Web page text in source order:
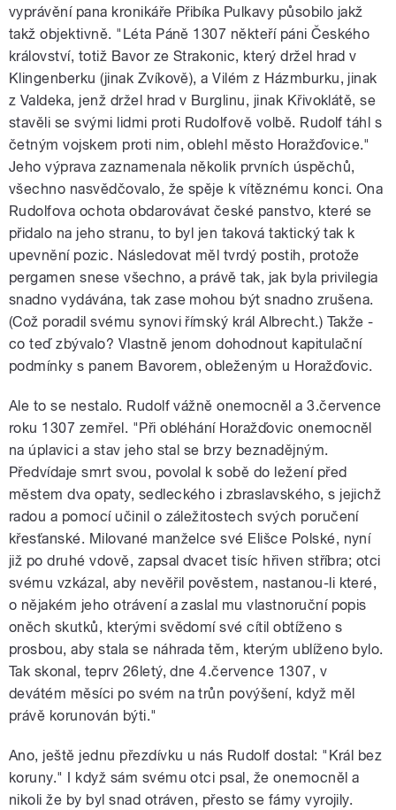
vyprávění pana kronikáře Přibíka Pulkavy působilo jakž
takž objektivně. "Léta Páně 1307 někteří páni Českého
království, totiž Bavor ze Strakonic, který držel hrad v
Klingenberku (jinak Zvíkově), a Vilém z Házmburku, jinak
z Valdeka, jenž držel hrad v Burglinu, jinak Křivoklátě, se
stavěli se svými lidmi proti Rudolfově volbě. Rudolf táhl s
četným vojskem proti nim, oblehl město Horažďovice."
Jeho výprava zaznamenala několik prvních úspěchů,
všechno nasvědčovalo, že spěje k vítěznému konci. Ona
Rudolfova ochota obdarovávat české panstvo, které se
přidalo na jeho stranu, to byl jen taková taktický tak k
upevnění pozic. Následovat měl tvrdý postih, protože
pergamen snese všechno, a právě tak, jak byla privilegia
snadno vydávána, tak zase mohou být snadno zrušena.
(Což poradil svému synovi římský král Albrecht.) Takže -
co teď zbývalo? Vlastně jenom dohodnout kapitulační
podmínky s panem Bavorem, obleženým u Horažďovic.
Ale to se nestalo. Rudolf vážně onemocněl a 3.července
roku 1307 zemřel. "Při obléhání Horažďovic onemocněl
na úplavici a stav jeho stal se brzy beznadějným.
Předvídaje smrt svou, povolal k sobě do ležení před
městem dva opaty, sedleckého i zbraslavského, s jejichž
radou a pomocí učinil o záležitostech svých poručení
křesťanské. Milované manželce své Elišce Polské, nyní
již po druhé vdově, zapsal dvacet tisíc hřiven stříbra; otci
svému vzkázal, aby nevěřil pověstem, nastanou-li které,
o nějakém jeho otrávení a zaslal mu vlastnoruční popis
oněch skutků, kterými svědomí své cítil obtíženo s
prosbou, aby stala se náhrada těm, kterým ublíženo bylo.
Tak skonal, teprv 26letý, dne 4.července 1307, v
devátém měsíci po svém na trůn povýšení, když měl
právě korunován býti."
Ano, ještě jednu přezdívku u nás Rudolf dostal: "Král bez
koruny." I když sám svému otci psal, že onemocněl a
nikoli že by byl snad otráven, přesto se fámy vyrojily.